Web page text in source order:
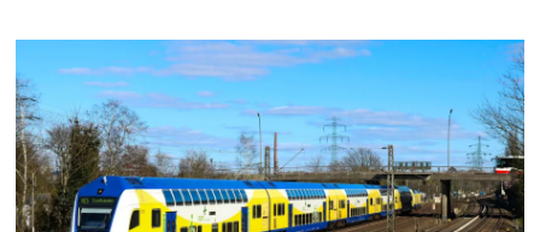
REGIO